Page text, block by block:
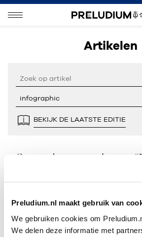
Preludium.nl maakt gebruik van
We gebruiken cookies om
We delen deze informatie met
Artikelen
BEKIJK DE LAATSTE EDITIE
Geen resultaten gevonden voor